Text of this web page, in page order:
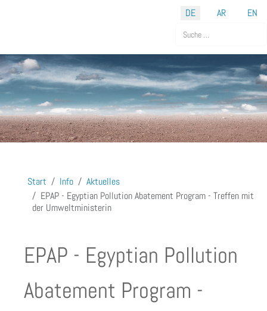
DE AR
EN
Start Info
Aktuelles
EPAP - Egyptian Pollution Abatement Program - Treffen mit
der Umweltministerin
EPAP - Egyptian Pollution
Abatement Program -